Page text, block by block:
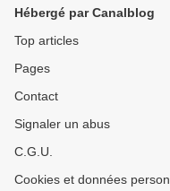
Hébergé par Canalblog
Top articles
Pages
Contact
Signaler un abus
C.G.U.
Cookies et données